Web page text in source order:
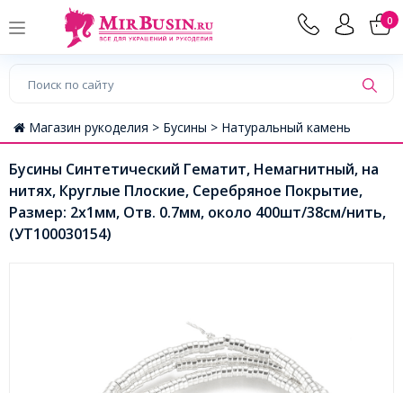
0
Магазин рукоделия > Бусины > Натуральный камень
Бусины Синтетический Гематит, Немагнитный, на
нитях, Круглые Плоские, Серебряное Покрытие,
Размер: 2х1мм, Отв. 0.7мм, около 400шт/38см/нить,
(УТ100030154)